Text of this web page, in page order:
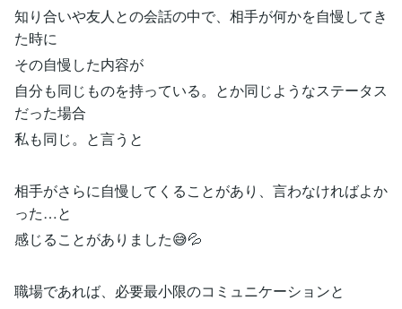
知り合いや友人との会話の中で、相手が何かを自慢してき
た時に
その自慢した内容が
自分も同じものを持っている。とか同じようなステータス
だった場合
私も同じ。と言うと
相手がさらに自慢してくることがあり、言わなければよか
った…と
感じることがありました😅💦
職場であれば、必要最小限のコミュニケーションと